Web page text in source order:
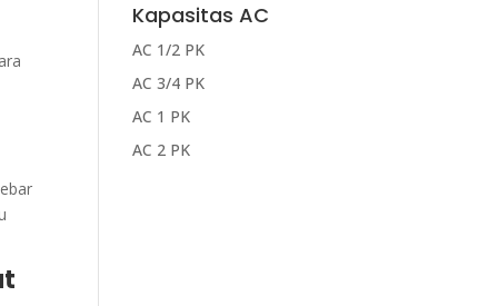
Kapasitas AC
AC 1/2 PK
AC 3/4 PK
AC 1 PK
AC 2 PK